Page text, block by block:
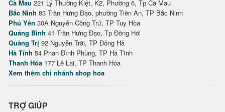
Cà Mau 221 Lý Thường Kiệt, K2, Phường 6, Tp Cà Mau
Bắc Ninh 83 Trần Hưng Đạo, phường Tiền An, TP Bắc Ninh
Phú Yên 30A Nguyễn Công Trứ, TP Tuy Hòa
Quảng Bình 41 Trần Hưng Đạo, Tp Đồng Hới
Quảng Trị 92 Nguyễn Trãi, TP Đông Hà
Hà Tĩnh 54 Phan Đình Phùng, TP Hà Tĩnh
Thanh Hóa 177 Lê Lai, TP Thanh Hóa
Xem thêm chi nhánh shop hoa
TRỢ GIÚP